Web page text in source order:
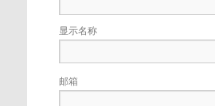
显示名称
邮箱